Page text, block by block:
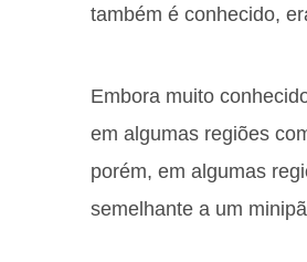
também é conhecido,
Embora muito
em algumas regiões
porém, em algumas
semelhante a um